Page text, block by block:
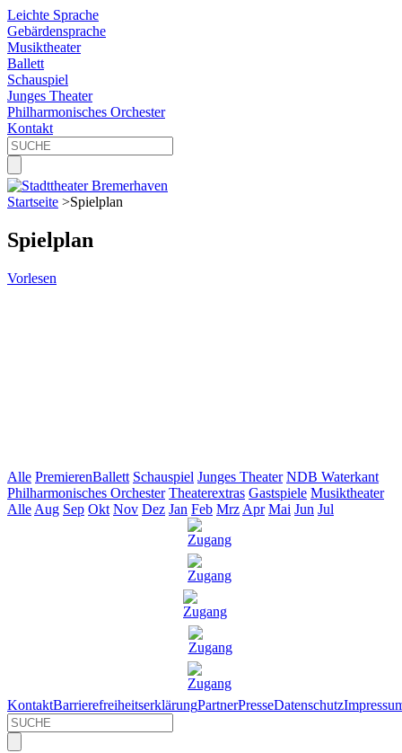
Leichte Sprache
Gebärdensprache
Musiktheater
Ballett
Schauspiel
Junges Theater
Philharmonisches Orchester
Kontakt
Startseite >Spielplan
Spielplan
Vorlesen
Alle PremierenBallett Schauspiel Junges Theater NDB Waterkant
Philharmonisches Orchester Theaterextras Gastspiele Musiktheater
Alle Aug Sep Okt Nov Dez Jan Feb Mrz Apr Mai Jun Jul
KontaktBarrierefreiheitserklärungPartnerPresseDatenschutz